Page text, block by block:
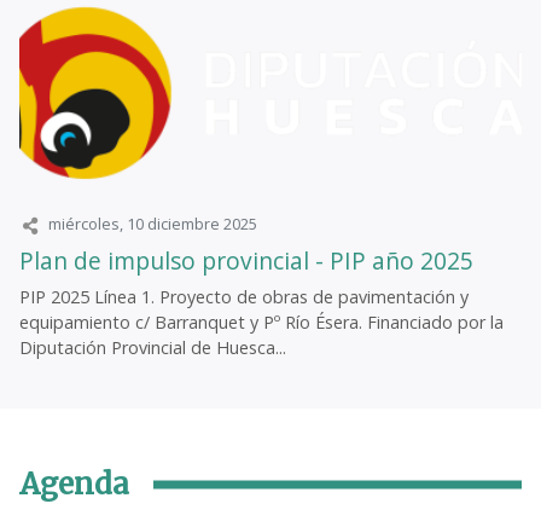
miércoles, 10 diciembre 2025
Plan de impulso provincial - PIP año 2025
PIP 2025 Línea 1. Proyecto de obras de pavimentación y
equipamiento c/ Barranquet y Pº Río Ésera. Financiado por la
Diputación Provincial de Huesca...
Agenda